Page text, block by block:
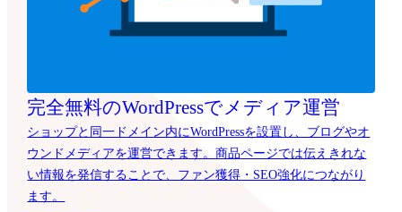
完全無料のWordPressでメディア運営
ショップと同一ドメイン内にWordPressを設置し、ブログやオ
ウンドメディアを運営できます。商品ページでは伝えきれな
い情報を発信することで、ファン獲得・SEO強化につながり
ます。